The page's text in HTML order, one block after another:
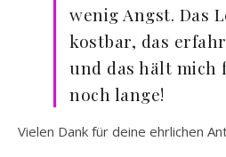
wenig Angst. Das
kostbar, das
und das hält mich
noch lange!
Vielen Dank für deine ehrlichen